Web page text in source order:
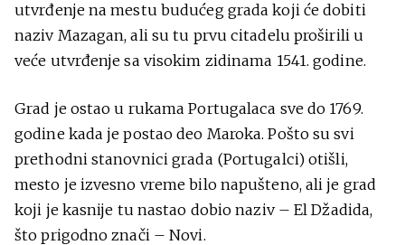
utvrđenje na mestu budućeg grada koji će dobiti
naziv Mazagan, ali su tu prvu citadelu proširili u
veće utvrđenje sa visokim zidinama 1541. godine.
Grad je ostao u rukama Portugalaca sve do 1769.
godine kada je postao deo Maroka. Pošto su svi
prethodni stanovnici grada (Portugalci) otišli,
mesto je izvesno vreme bilo napušteno, ali je grad
koji je kasnije tu nastao dobio naziv – El Džadida,
što prigodno znači – Novi.